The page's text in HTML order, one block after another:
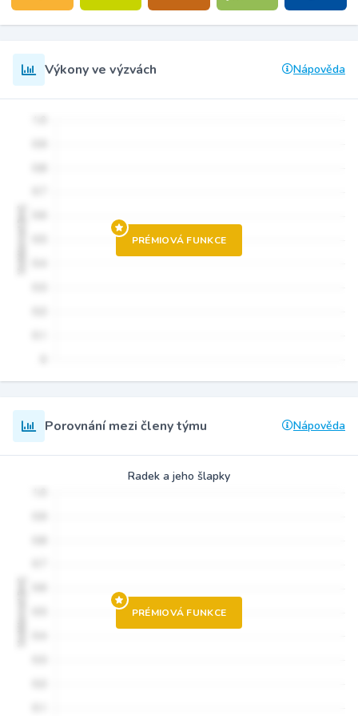
Výkony ve výzvách Nápověda
PRÉMIOVÁ FUNKCE
Porovnání mezi členy týmu Nápověda
Radek a jeho šlapky
PRÉMIOVÁ FUNKCE